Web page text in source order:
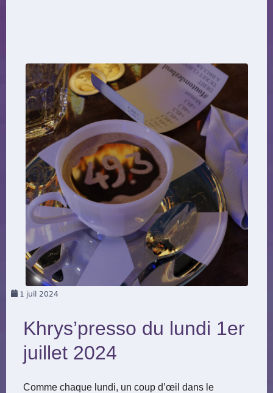
1 juil 2024
Khrys’presso du lundi 1er
juillet 2024
Comme chaque lundi, un coup d’œil dans le